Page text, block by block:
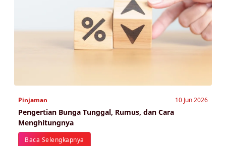
Pinjaman 10 Jun 2026
Pengertian Bunga Tunggal, Rumus, dan Cara
Menghitungnya
Baca Selengkapnya